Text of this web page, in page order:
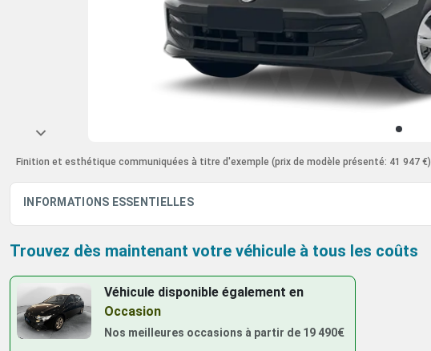
Finition et esthétique communiquées à titre d'exemple (prix de modèle présenté: 41 947 €)
INFORMATIONS ESSENTIELLES
Trouvez dès maintenant votre véhicule à tous les coûts
Véhicule disponible également en
Occasion
Nos meilleures occasions à partir de 19 490€